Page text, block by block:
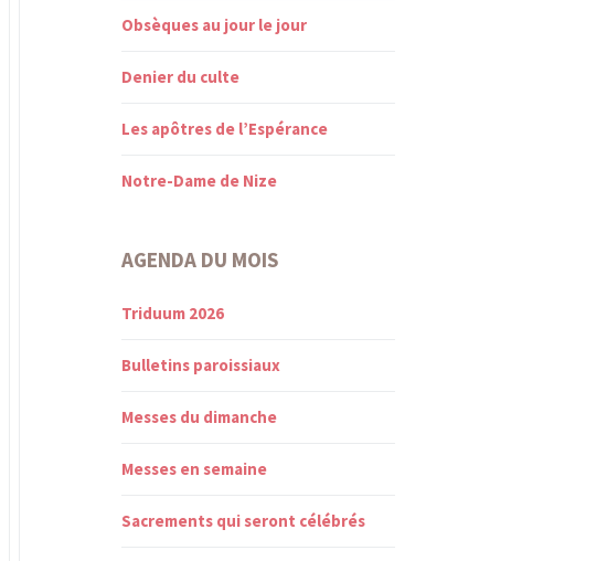
Obsèques au jour le jour
Denier du culte
Les apôtres de l’Espérance
Notre-Dame de Nize
AGENDA DU MOIS
Triduum 2026
Bulletins paroissiaux
Messes du dimanche
Messes en semaine
Sacrements qui seront célébrés